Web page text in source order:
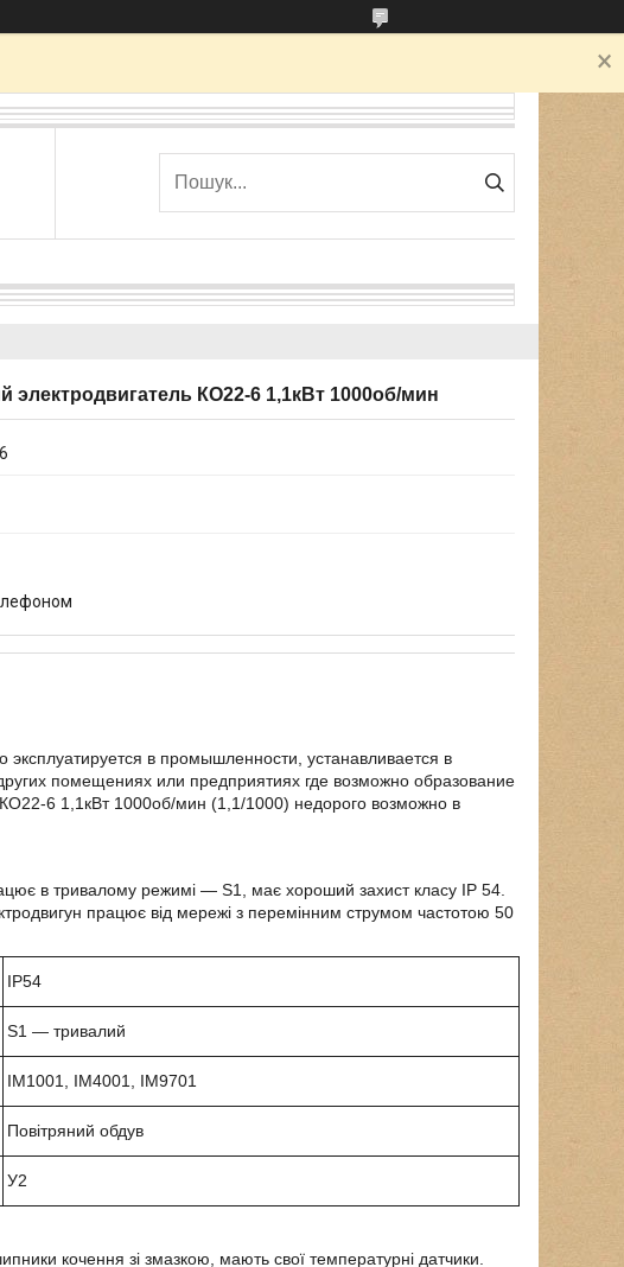
КО22-6 1,1кВт 1000об/мин
в промышленности, устанавливается в
помещениях или предприятиях где возможно образование
6 1,1кВт 1000об/мин (1,1/1000) недорого возможно в
в тривалому режимі ― S1, має хороший захист класу ІP 54.
працює від мережі з перемінним струмом частотою 50
IP54
S1 ― тривалий
IM1001, IM4001, IM9701
Повітряний обдув
У2
кочення зі змазкою, мають свої температурні датчики.